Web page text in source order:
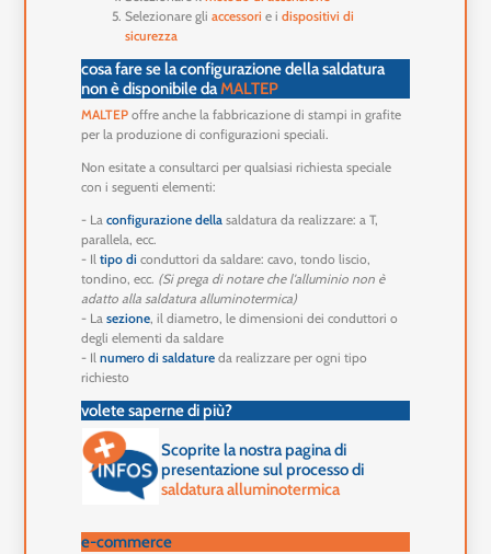
Selezionare gliaccessori e idispositivi di
sicurezza
cosa fare se la configurazione della saldatura
non è disponibile daMALTEP
MALTEP offre anche la fabbricazione di stampi in grafite
per la produzione di configurazioni speciali.
Non esitate a consultarci per qualsiasi richiesta speciale
con i seguenti elementi:
- Laconfigurazione della saldatura da realizzare: a T,
parallela, ecc.
- Iltipo di conduttori da saldare: cavo, tondo liscio,
tondino, ecc. (Si prega di notare che l'alluminio non è
adatto alla saldatura alluminotermica)
- Lasezione, il diametro, le dimensioni dei conduttori o
degli elementi da saldare
- Ilnumero di saldature da realizzare per ogni tipo
richiesto
volete saperne di più?
Scoprite la nostra pagina di
presentazione sul processo di
saldatura alluminotermica
e-commerce